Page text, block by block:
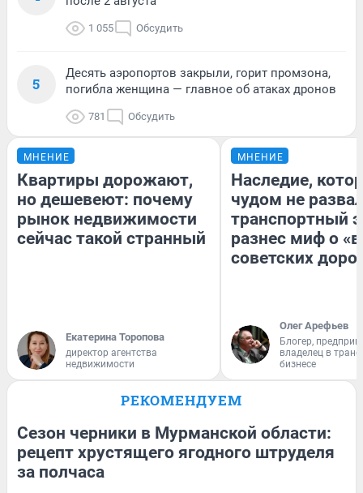
1 055 Обсудить
5
Десять аэропортов закрыли, горит промзона,
погибла женщина — главное об атаках дронов
781 Обсудить
МНЕНИЕ
Квартиры дорожают,
но дешевеют: почему
рынок недвижимости
сейчас такой странный
Екатерина Торопова
директор агентства
недвижимости
МНЕНИЕ
Наследие,
чудом не
транспортный
разнес миф о
советских
Олег Арефьев
Блогер,
владелец в
бизнесе
РЕКОМЕНДУЕМ
Сезон черники в Мурманской области:
рецепт хрустящего ягодного штруделя
за полчаса